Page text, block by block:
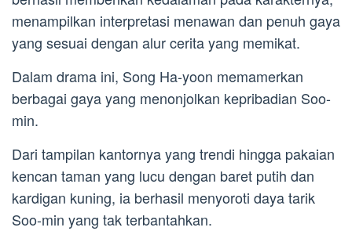
menampilkan interpretasi menawan dan penuh gaya
yang sesuai dengan alur cerita yang memikat.
Dalam drama ini, Song Ha-yoon memamerkan
berbagai gaya yang menonjolkan kepribadian Soo-
min.
Dari tampilan kantornya yang trendi hingga pakaian
kencan taman yang lucu dengan baret putih dan
kardigan kuning, ia berhasil menyoroti daya tarik
Soo-min yang tak terbantahkan.